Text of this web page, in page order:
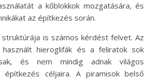
a kőblokkok mozgatására, és
az építkezés során.
struktúrája is számos kérdést felvet. Az
használt hieroglifák és a feliratok sok
és nem mindig adnak világos
építkezés céljaira. A piramisok belső